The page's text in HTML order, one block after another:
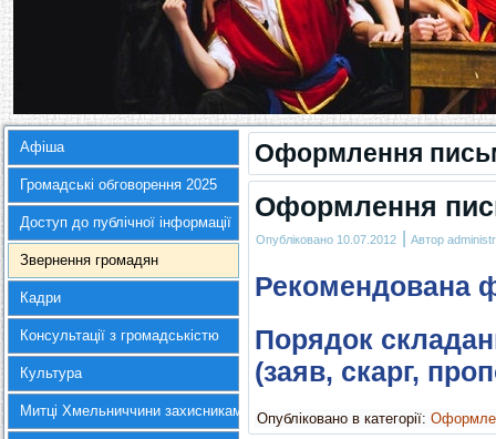
Афіша
Громадські обговорення 2025
Доступ до публічної інформації
Звернення громадян
Кадри
Консультації з громадськістю
Культура
Митці Хмельниччини захисникам України
Оформлення
Оформлення
Опубліковано 10.07.2012 | Автор
Рекомендована
Порядок
(заяв, скарг,
Опубліковано в категорії: